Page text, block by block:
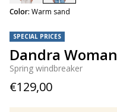
SPECIAL PRICES
Dandra Woman
Spring windbreaker
€129,00
Color: Warm sandselected